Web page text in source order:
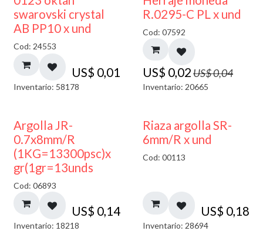
swarovski crystal
AB PP10 x und
Cod: 24553
US$ 0,01
Inventario: 58178
50% DESCUENTO
R.0295-C PL x und
Cod: 07592
US$ 0,02US$0,04
Inventario: 20665
Argolla JR-
0.7x8mm/R
(1KG=13300psc)x
gr(1gr=13unds
Cod: 06893
US$ 0,14
Inventario: 18218
Riaza argolla SR-
6mm/R x und
Cod: 00113
US$ 0,18
Inventario: 28694